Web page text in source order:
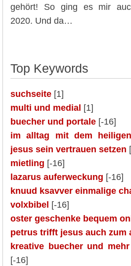
gehört! So ging es mir
2020. Und da…
Top Keywords
suchseite [1]
multi und medial [1]
buecher und portale [-16]
im alltag mit dem
jesus sein vertrauen setzen
mietling [-16]
lazarus auferweckung [-16]
knuud ksavver einmalige
volxbibel [-16]
oster geschenke bequem
petrus trifft jesus auch zum
kreative buecher und
[-16]